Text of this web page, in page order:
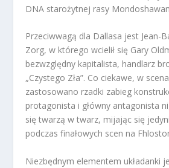
DNA starożytnej rasy
Przeciwwagą dla Dallasa jest Jean-
Zorg, w którego wcielił się Gary
bezwzględny kapitalista, handlarz
„Czystego Zła”. Co ciekawe, w
zastosowano rzadki zabieg
protagonista i główny antagonista
się twarzą w twarz, mijając się
podczas finałowych scen na
Niezbędnym elementem układanki